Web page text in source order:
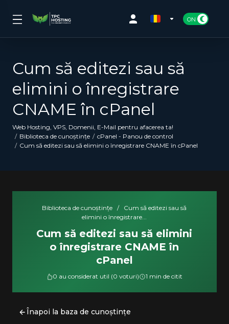
Cum să editezi sau să
elimini o înregistrare
CNAME în cPanel
Web Hosting, VPS, Domenii, E-Mail pentru afacerea ta!
Biblioteca de cunoștințe
cPanel - Panou de control
Cum să editezi sau să elimini o înregistrare CNAME în cPanel
Biblioteca de cunoștințe /
Cum să editezi sau să
elimini o înregistrare...
Cum să editezi sau să elimini
o înregistrare CNAME în
cPanel
0 au considerat util (0 voturi) 1 min de citit
Înapoi la baza de cunoștințe